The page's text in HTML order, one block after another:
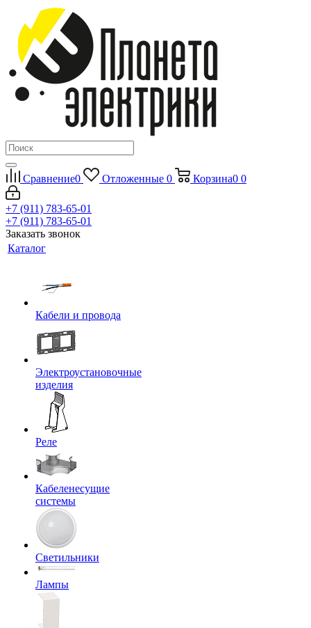
Сравнение0 Отложенные 0 Корзина0 0
+7 (911) 783-65-01
+7 (911) 783-65-01
Заказать звонок
Каталог
Кабели и провода
Электроустановочные
изделия
Реле
Кабеленесущие
системы
Светильники
Лампы